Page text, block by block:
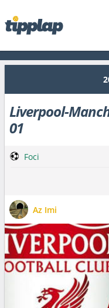
Liverpool-
01
Az Imi
Foci